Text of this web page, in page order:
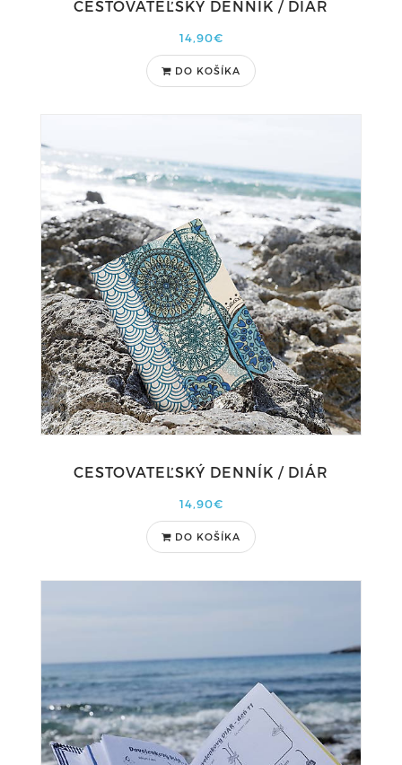
CESTOVATEĽSKÝ DENNÍK / DIÁR
14,90€
DO KOŠÍKA
CESTOVATEĽSKÝ DENNÍK / DIÁR
14,90€
DO KOŠÍKA